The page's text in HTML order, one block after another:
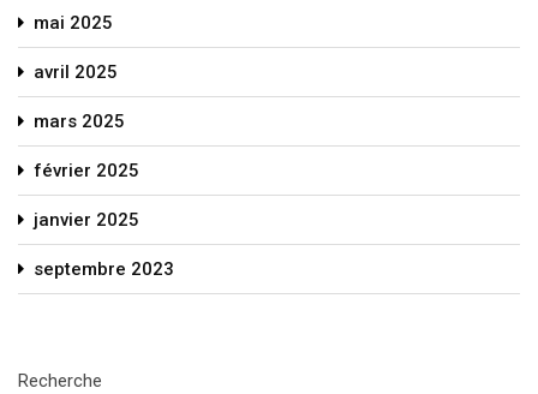
mai 2025
avril 2025
mars 2025
février 2025
janvier 2025
septembre 2023
Recherche